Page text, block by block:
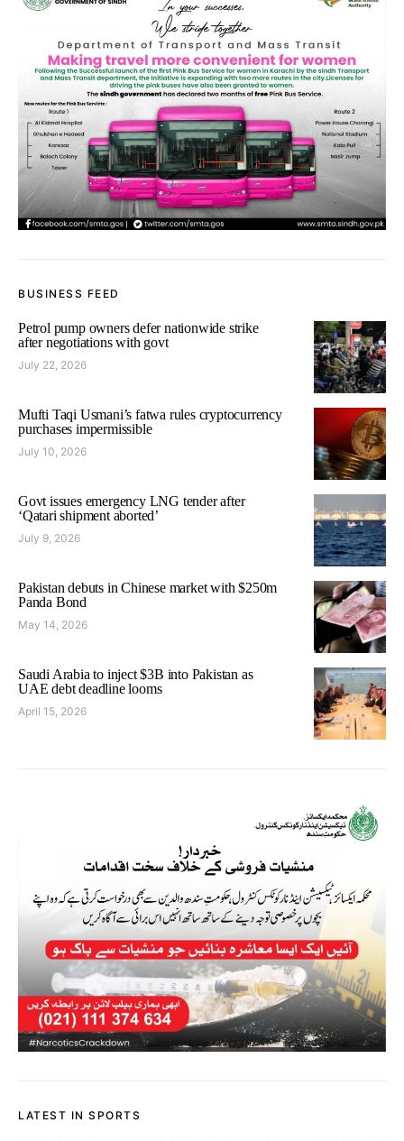
BUSINESS FEED
Petrol pump owners defer nationwide strike
after negotiations with govt
July 22, 2026
Mufti Taqi Usmani’s fatwa rules cryptocurrency
purchases impermissible
July 10, 2026
Govt issues emergency LNG tender after
‘Qatari shipment aborted’
July 9, 2026
Pakistan debuts in Chinese market with $250m
Panda Bond
May 14, 2026
Saudi Arabia to inject $3B into Pakistan as
UAE debt deadline looms
April 15, 2026
LATEST IN SPORTS